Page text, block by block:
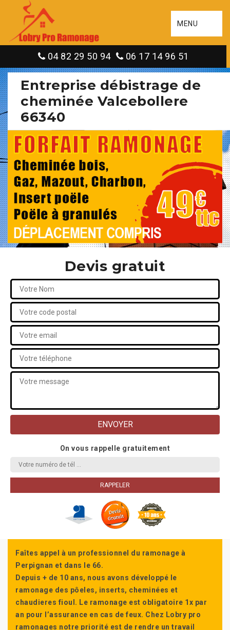
MENU
04 82 29 50 94 06 17 14 96 51
Entreprise débistrage de
cheminée Valcebollere
66340
Devis gratuit
On vous rappelle gratuitement
Faîtes appel à un professionnel du ramonage à
Perpignan et dans le 66.
Depuis + de 10 ans, nous avons développé le
ramonage des pôeles, inserts, cheminées et
chaudieres fioul. Le ramonage est obligatoire 1x par
an pour l’assurance en cas de feux. Chez Lobry pro
ramonages notre priorité est de rendre un travail